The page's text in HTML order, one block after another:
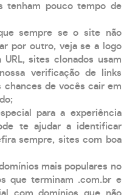
tenham pouco tempo de
sempre se o site não
por outro, veja se a logo
sites clonados usam
verificação de links
chances de vocês cair em
para a experiência
te ajudar a identificar
sempre, sites com boa
mais populares no
que terminam .com.br e